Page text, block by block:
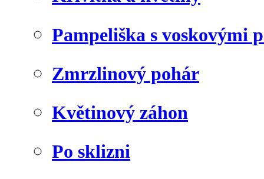
Pampeliška s voskovými
Zmrzlinový pohár
Květinový záhon
Po sklizni